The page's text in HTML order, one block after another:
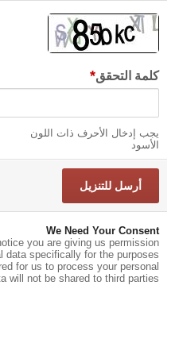
كلمة التحقق*
يجب إدخال الأحرف ذات اللون
الأسود
We Need Your Consent
you are giving us permission
data specifically for the purposes
for us to process your personal
will not be shared to third parties.